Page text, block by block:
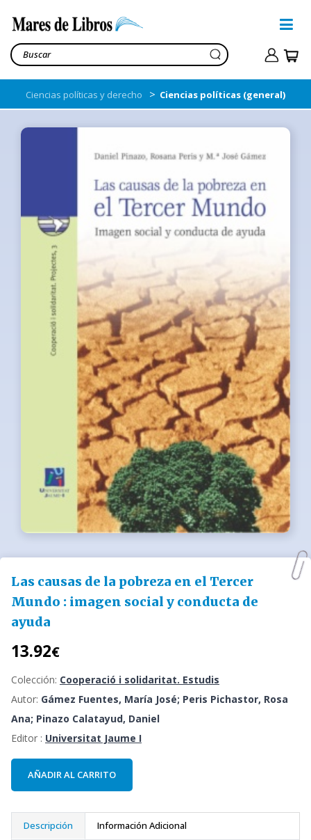
Ciencias políticas y derecho > Ciencias políticas (general)
Las causas de la pobreza en el Tercer
Mundo : imagen social y conducta de
ayuda
13.92€
Colección: Cooperació i solidaritat. Estudis
Autor: Gámez Fuentes, María José; Peris Pichastor, Rosa
Ana; Pinazo Calatayud, Daniel
Editor : Universitat Jaume I
AÑADIR AL CARRITO
Descripción Información Adicional